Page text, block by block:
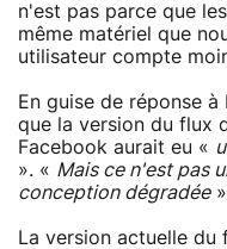
n'est pas parce que
même matériel que
utilisateur compte
En guise de réponse
que la version du flux
Facebook aurait eu «
». « Mais ce n'est pas
conception dégradée»
La version actuelle